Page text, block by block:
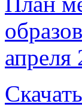
апреля
Скачать